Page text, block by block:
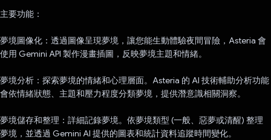
主要功能：
夢境圖像化：透過圖像呈現夢境，讓您能生動體驗夜間冒險，Asteria 會
使用 Gemini API 製作漫畫插圖，反映夢境主題和情緒。
夢境分析：探索夢境的情緒和心理層面。Asteria 的 AI 技術輔助分析功能
會依情緒狀態、主題和壓力程度分類夢境，提供潛意識相關洞察。
夢境儲存和整理：詳細記錄夢境。依夢境類型 (一般、惡夢或清醒) 整理
夢境，並透過 Gemini AI 提供的圖表和統計資料追蹤時間變化。